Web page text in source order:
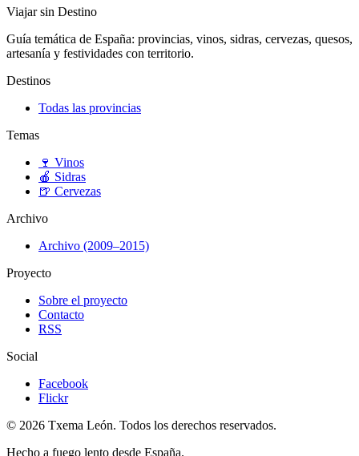
Viajar sin Destino
Guía temática de España: provincias, vinos, sidras, cervezas, quesos,
artesanía y festividades con territorio.
Destinos
Todas las provincias
Temas
🍷 Vinos
🍎 Sidras
🍺 Cervezas
Archivo
Archivo (2009–2015)
Proyecto
Sobre el proyecto
Contacto
RSS
Social
Facebook
Flickr
© 2026 Txema León. Todos los derechos reservados.
Hecho a fuego lento desde España.